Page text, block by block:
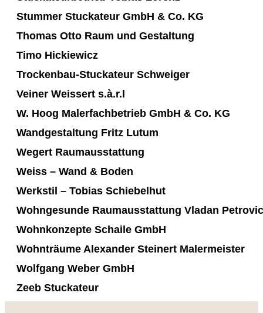
Stummer Stuckateur GmbH & Co. KG
Thomas Otto Raum und Gestaltung
Timo Hickiewicz
Trockenbau-Stuckateur Schweiger
Veiner Weissert s.à.r.l
W. Hoog Malerfachbetrieb GmbH & Co. KG
Wandgestaltung Fritz Lutum
Wegert Raumausstattung
Weiss – Wand & Boden
Werkstil – Tobias Schiebelhut
Wohngesunde Raumausstattung Vladan Petrovic
Wohnkonzepte Schaile GmbH
Wohnträume Alexander Steinert Malermeister
Wolfgang Weber GmbH
Zeeb Stuckateur